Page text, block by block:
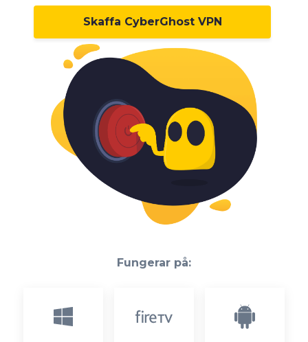
Skaffa CyberGhost VPN
Fungerar på: